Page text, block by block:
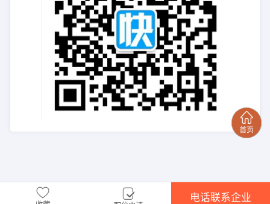
电话联系企业